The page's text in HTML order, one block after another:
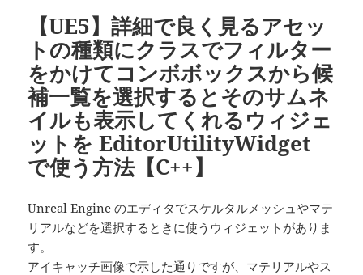
【UE5】詳細で良く見るアセッ
トの種類にクラスでフィルター
をかけてコンボボックスから候
補一覧を選択するとそのサムネ
イルも表示してくれるウィジェ
ットを EditorUtilityWidget
で使う方法【C++】
Unreal Engine のエディタでスケルタルメッシュやマテ
リアルなどを選択するときに使うウィジェットがありま
す。
アイキャッチ画像で示した通りですが、マテリアルやス